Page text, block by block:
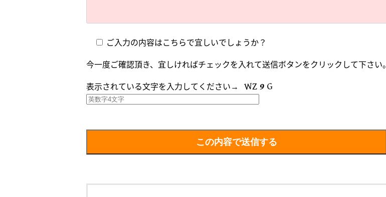
ご入力の内容はこちらで宜しいでしょうか？
今一度ご確認頂き、宜しければチェックを入れて送信ボタンをクリックして下さい。
表示されている文字を入力してください→